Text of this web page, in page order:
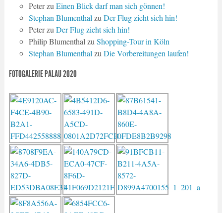
PeterzuEinen Blick darf man sich gönnen!
Stephan BlumenthalzuDer Flug zieht sich hin!
PeterzuDer Flug zieht sich hin!
Philip BlumenthalzuShopping-Tour in Köln
Stephan BlumenthalzuDie Vorbereitungen laufen!
FOTOGALERIE PALAU 2020